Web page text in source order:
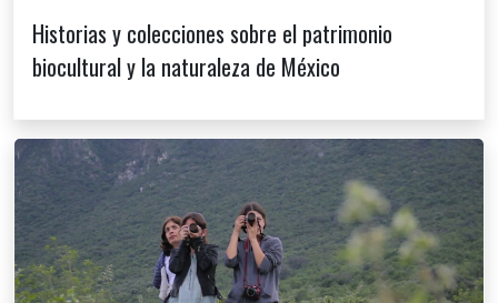
Historias y colecciones sobre el patrimonio
biocultural y la naturaleza de México